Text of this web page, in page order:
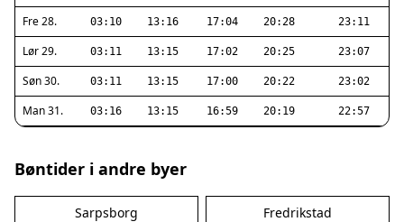
Fre 28. 03:10 13:16 17:04 20:28 23:11
Lør 29. 03:11 13:15 17:02 20:25 23:07
Søn 30. 03:11 13:15 17:00 20:22 23:02
Man 31. 03:16 13:15 16:59 20:19 22:57
Bøntider i andre byer
Sarpsborg Fredrikstad